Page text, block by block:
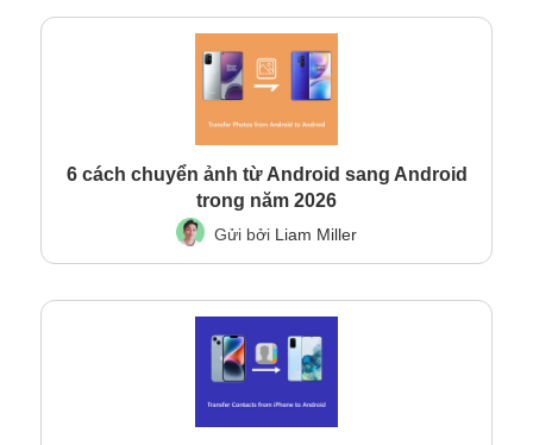
6 cách chuyển ảnh từ Android sang Android
trong năm 2026
Gửi bởi Liam Miller